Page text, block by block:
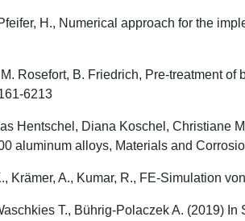
H., Numerical approach for the
Rosefort, B. Friedrich, Pre-treatment
6213
Hentschel, Diana Koschel, Christiane
aluminum alloys, Materials and
Krämer, A., Kumar, R., FE-Simulation
T., Bührig-Polaczek A. (2019)